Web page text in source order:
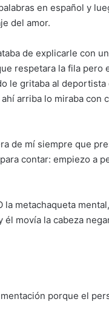
en español y
del amor.
de explicarle con
respetara la fila pero
le gritaba al
arriba lo miraba con
de mí siempre que
contar: empiezo a
la metachaqueta
movía la cabeza
porque el